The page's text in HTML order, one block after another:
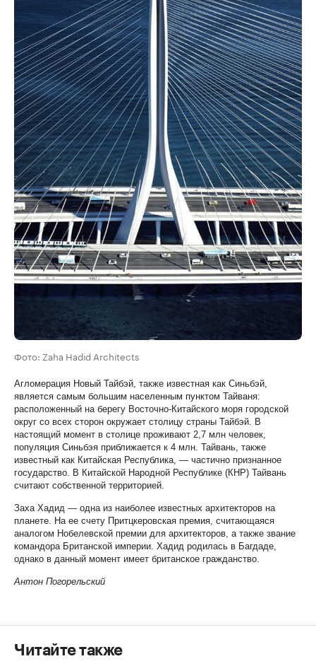
Фото: Zaha Hadid Architects
Агломерация Новый Тайбэй, также известная как Синьбэй,
является самым большим населенным пунктом Тайваня:
расположенный на берегу Восточно-Китайского моря городской
округ со всех сторон окружает столицу страны Тайбэй. В
настоящий момент в столице проживают 2,7 млн человек,
популяция Синьбэя приближается к 4 млн. Тайвань, также
известный как Китайская Республика, — частично признанное
государство. В Китайской Народной Республике (КНР) Тайвань
считают собственной территорией.
Заха Хадид — одна из наиболее известных архитекторов на
планете. На ее счету Притцкеровская премия, считающаяся
аналогом Нобелевской премии для архитекторов, а также звание
командора Британской империи. Хадид родилась в Багдаде,
однако в данный момент имеет британское гражданство.
Антон Погорельский
Читайте также